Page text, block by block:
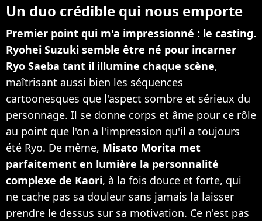
Un duo crédible qui nous emporte
Premier point qui m'a impressionné : le casting.
Ryohei Suzuki semble être né pour incarner
Ryo Saeba tant il illumine chaque scène,
maîtrisant aussi bien les séquences
cartoonesques que l'aspect sombre et sérieux du
personnage. Il se donne corps et âme pour ce rôle
au point que l'on a l'impression qu'il a toujours
été Ryo. De même, Misato Morita met
parfaitement en lumière la personnalité
complexe de Kaori, à la fois douce et forte, qui
ne cache pas sa douleur sans jamais la laisser
prendre le dessus sur sa motivation. Ce n'est pas